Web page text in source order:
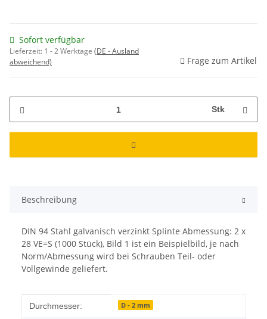
Sofort verfügbar
Lieferzeit: 1 - 2 Werktage (DE - Ausland
abweichend)
Frage zum Artikel
Stk
Beschreibung
DIN 94 Stahl galvanisch verzinkt Splinte Abmessung: 2 x
28 VE=S (1000 Stück), Bild 1 ist ein Beispielbild, je nach
Norm/Abmessung wird bei Schrauben Teil- oder
Vollgewinde geliefert.
Produkteigenschaft
Wert
Durchmesser: D - 2 mm